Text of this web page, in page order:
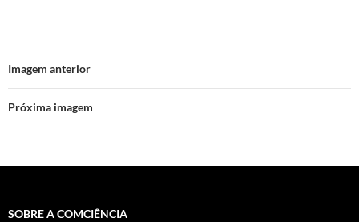
Imagem anterior
Próxima imagem
SOBRE A COMCIÊNCIA